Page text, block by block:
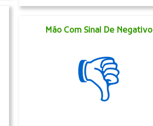
Mão Com Sinal De Negativo
👎